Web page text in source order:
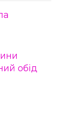
обід